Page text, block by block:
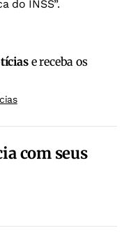
do INSS”.
e receba os
com seus